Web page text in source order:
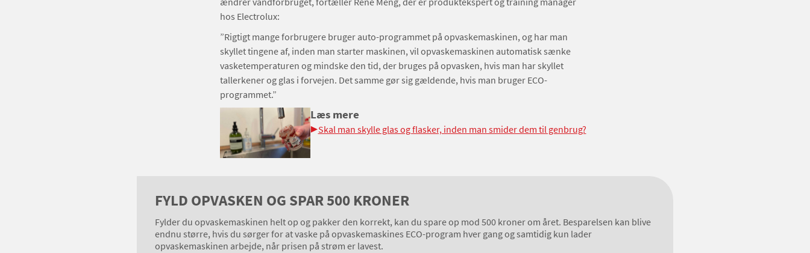
hos Electrolux:
”Rigtigt mange forbrugere bruger auto-programmet på opvaskemaskinen, og har man
skyllet tingene af, inden man starter maskinen, vil opvaskemaskinen automatisk sænke
vasketemperaturen og mindske den tid, der bruges på opvasken, hvis man har skyllet
tallerkener og glas i forvejen. Det samme gør sig gældende, hvis man bruger ECO-
programmet.”
Læs mere
Skal man skylle glas og flasker, inden man smider dem til genbrug?
FYLD OPVASKEN OG SPAR 500 KRONER
Fylder du opvaskemaskinen helt op og pakker den korrekt, kan du spare op mod 500 kroner om året. Besparelsen kan blive
endnu større, hvis du sørger for at vaske på opvaskemaskines ECO-program hver gang og samtidig kun lader
opvaskemaskinen arbejde, når prisen på strøm er lavest.